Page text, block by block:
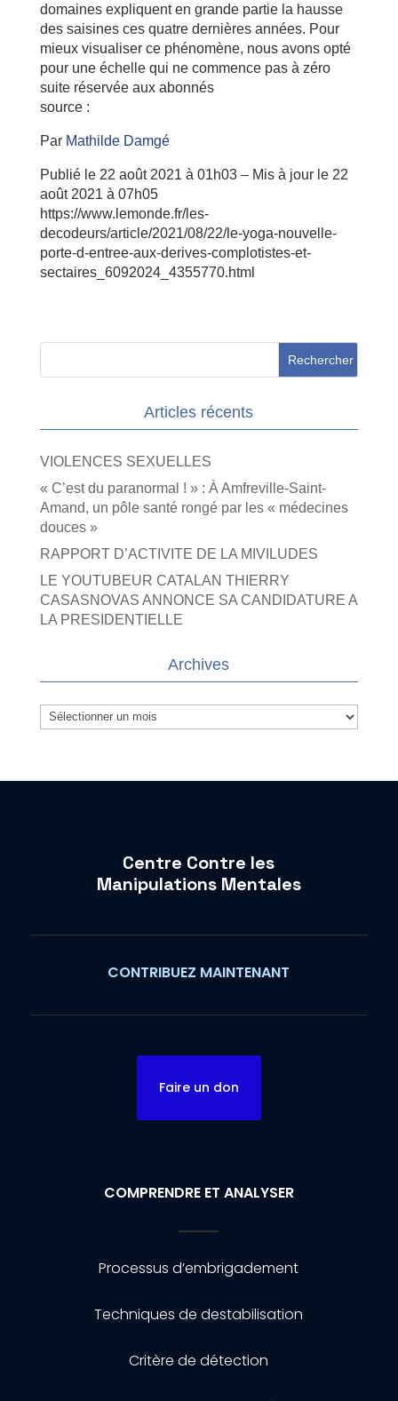
domaines expliquent en grande partie la hausse
des saisines ces quatre dernières années. Pour
mieux visualiser ce phénomène, nous avons opté
pour une échelle qui ne commence pas à zéro
suite réservée aux abonnés
source :
Par Mathilde Damgé
Publié le 22 août 2021 à 01h03 – Mis à jour le 22
août 2021 à 07h05
https://www.lemonde.fr/les-
decodeurs/article/2021/08/22/le-yoga-nouvelle-
porte-d-entree-aux-derives-complotistes-et-
sectaires_6092024_4355770.html
Articles récents
VIOLENCES SEXUELLES
« C’est du paranormal ! » : À Amfreville-Saint-
Amand, un pôle santé rongé par les « médecines
douces »
RAPPORT D’ACTIVITE DE LA MIVILUDES
LE YOUTUBEUR CATALAN THIERRY
CASASNOVAS ANNONCE SA CANDIDATURE A
LA PRESIDENTIELLE
Archives
Archives
Centre Contre les
Manipulations Mentales
CONTRIBUEZ MAINTENANT
Faire un don
COMPRENDRE ET ANALYSER
Processus d’embrigadement
Techniques de destabilisation
Critère de détection